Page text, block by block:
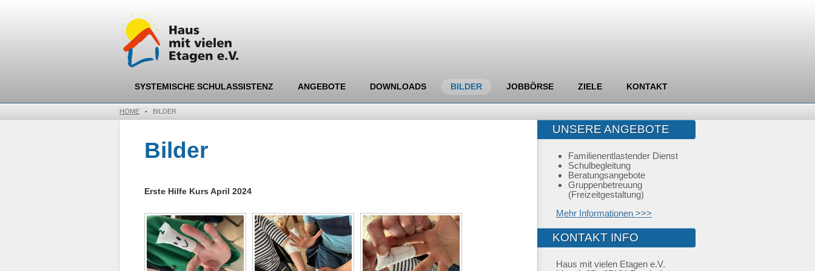
SYSTEMISCHE SCHULASSISTENZ ANGEBOTE DOWNLOADS BILDER JOBBÖRSE ZIELE KONTAKT
HOME • BILDER
Bilder
Erste Hilfe Kurs April 2024
UNSERE ANGEBOTE
Familienentlastender Dienst
Schulbegleitung
Beratungsangebote
Gruppenbetreuung
(Freizeitgestaltung)
Mehr Informationen >>>
KONTAKT INFO
Haus mit vielen Etagen e.V.